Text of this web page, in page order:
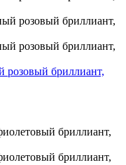
розовый бриллиант,